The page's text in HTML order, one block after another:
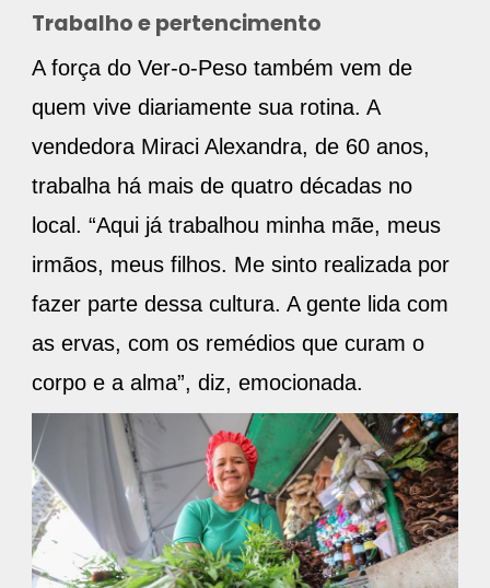
Trabalho e pertencimento
A força do Ver-o-Peso também vem de
quem vive diariamente sua rotina. A
vendedora Miraci Alexandra, de 60 anos,
trabalha há mais de quatro décadas no
local. “Aqui já trabalhou minha mãe, meus
irmãos, meus filhos. Me sinto realizada por
fazer parte dessa cultura. A gente lida com
as ervas, com os remédios que curam o
corpo e a alma”, diz, emocionada.